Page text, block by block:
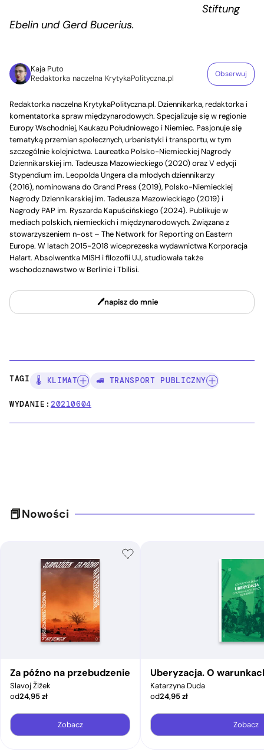
Stiftung
Ebelin und Gerd Bucerius.
Kaja Puto
Redaktorka naczelna KrytykaPolityczna.pl
Obserwuj
Redaktorka naczelna KrytykaPolityczna.pl. Dziennikarka, redaktorka i
komentatorka spraw międzynarodowych. Specjalizuje się w regionie
Europy Wschodniej, Kaukazu Południowego i Niemiec. Pasjonuje się
tematyką przemian społecznych, urbanistyki i transportu, w tym
szczególnie kolejnictwa. Laureatka Polsko-Niemieckiej Nagrody
Dziennikarskiej im. Tadeusza Mazowieckiego (2020) oraz V edycji
Stypendium im. Leopolda Ungera dla młodych dziennikarzy
(2016), nominowana do Grand Press (2019), Polsko-Niemieckiej
Nagrody Dziennikarskiej im. Tadeusza Mazowieckiego (2019) i
Nagrody PAP im. Ryszarda Kapuścińskiego (2024). Publikuje w
mediach polskich, niemieckich i międzynarodowych. Związana z
stowarzyszeniem n-ost – The Network for Reporting on Eastern
Europe. W latach 2015-2018 wiceprezeska wydawnictwa Korporacja
Ha!art. Absolwentka MISH i filozofii UJ, studiowała także
wschodoznawstwo w Berlinie i Tbilisi.
napisz do mnie
TAGI: 🌡️ KLIMAT 🚅 TRANSPORT PUBLICZNY
WYDANIE:20210604
Nowości
Za późno na przebudzenie
Slavoj Žižek
od24,95zł
Zobacz
Uberyzacja. O
Katarzyna Duda
od24,95zł
Zobacz